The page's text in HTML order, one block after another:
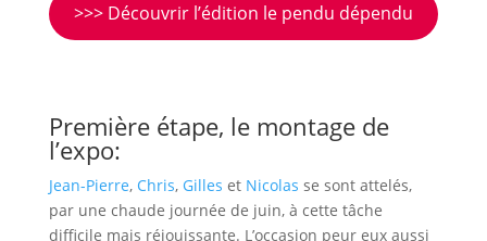
>>> Découvrir l’édition le pendu dépendu
Première étape, le montage de
l’expo:
Jean-Pierre, Chris, Gilles et Nicolas se sont attelés,
par une chaude journée de juin, à cette tâche
difficile mais réjouissante. L’occasion peur eux aussi